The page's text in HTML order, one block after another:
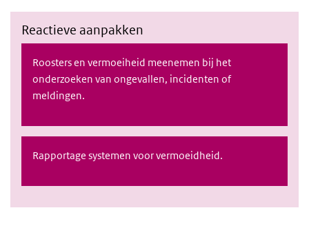
Reactieve aanpakken
Roosters en vermoeiheid meenemen bij het
onderzoeken van ongevallen, incidenten of
meldingen.
Rapportage systemen voor vermoeidheid.